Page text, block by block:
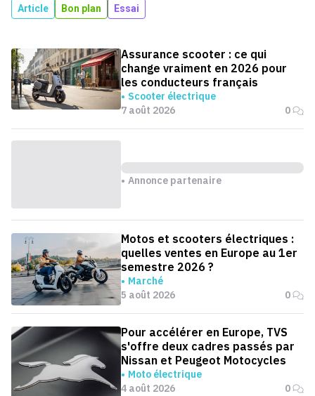
Article Bon plan Essai
Assurance scooter : ce qui
change vraiment en 2026 pour
les conducteurs français
Scooter électrique
7 août 2026
0
Annonce partenaire
Motos et scooters électriques :
quelles ventes en Europe au 1er
semestre 2026 ?
Marché
5 août 2026
0
Pour accélérer en Europe, TVS
s'offre deux cadres passés par
Nissan et Peugeot Motocycles
Moto électrique
4 août 2026
0